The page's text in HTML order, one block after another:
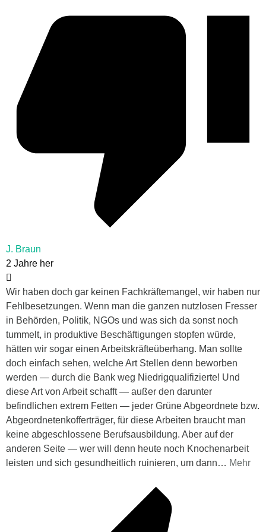
J. Braun
2 Jahre her
Wir haben doch gar keinen Fachkräftemangel, wir haben nur
Fehlbesetzungen. Wenn man die ganzen nutzlosen Fresser
in Behörden, Politik, NGOs und was sich da sonst noch
tummelt, in produktive Beschäftigungen stopfen würde,
hätten wir sogar einen Arbeitskräfteüberhang. Man sollte
doch einfach sehen, welche Art Stellen denn beworben
werden — durch die Bank weg Niedrigqualifizierte! Und
diese Art von Arbeit schafft — außer den darunter
befindlichen extrem Fetten — jeder Grüne Abgeordnete bzw.
Abgeordnetenkofferträger, für diese Arbeiten braucht man
keine abgeschlossene Berufsausbildung. Aber auf der
anderen Seite — wer will denn heute noch Knochenarbeit
leisten und sich gesundheitlich ruinieren, um dann… Mehr